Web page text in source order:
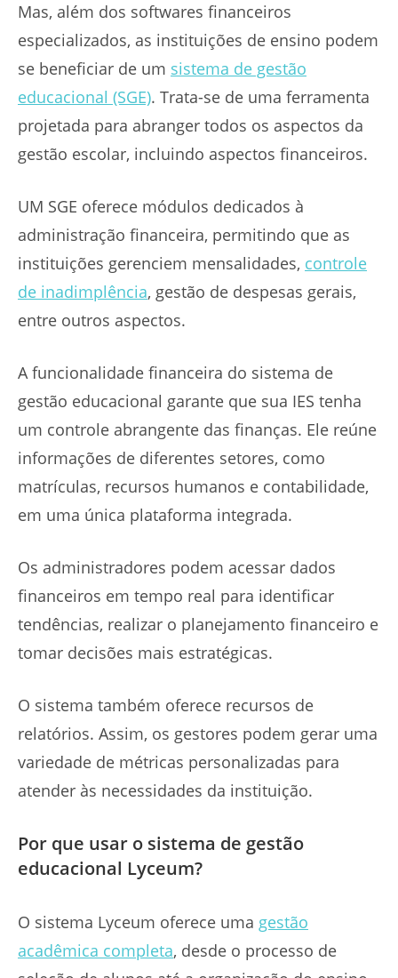
Mas, além dos softwares financeiros
especializados, as instituições de ensino podem
se beneficiar de um sistema de gestão
educacional (SGE). Trata-se de uma ferramenta
projetada para abranger todos os aspectos da
gestão escolar, incluindo aspectos financeiros.
UM SGE oferece módulos dedicados à
administração financeira, permitindo que as
instituições gerenciem mensalidades, controle
de inadimplência, gestão de despesas gerais,
entre outros aspectos.
A funcionalidade financeira do sistema de
gestão educacional garante que sua IES tenha
um controle abrangente das finanças. Ele reúne
informações de diferentes setores, como
matrículas, recursos humanos e contabilidade,
em uma única plataforma integrada.
Os administradores podem acessar dados
financeiros em tempo real para identificar
tendências, realizar o planejamento financeiro e
tomar decisões mais estratégicas.
O sistema também oferece recursos de
relatórios. Assim, os gestores podem gerar uma
variedade de métricas personalizadas para
atender às necessidades da instituição.
Por que usar o sistema de gestão
educacional Lyceum?
O sistema Lyceum oferece uma gestão
acadêmica completa, desde o processo de